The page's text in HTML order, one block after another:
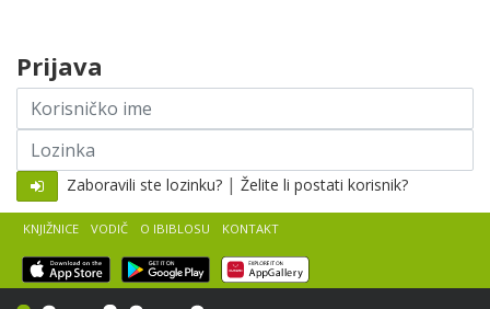
KNJIŽNICE VODIČ O IBIBLOSU KONTAKT
Prijava
Korisničko
ime
Lozinka
Zaboravili ste lozinku? | Želite li postati korisnik?